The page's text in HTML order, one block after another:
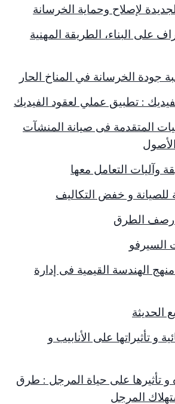
لإصلاح وحماية الخرسانة
على البناء، الطريقة المهنية
جودة الخرسانة في المناخ الحار
: تطبيق عملي لعقود الفيديك
المتقدمة فى صيانة المنشآت
وآليات التعامل معها
للصيانة و خفض التكاليف
رصف الطرق
السيرفو
الهندسة القيمية فى إدارة
الحديثة
و تأثيراتها على الأنابيب و
و تأثيرها على حياة المرجل : طرق
المرجل